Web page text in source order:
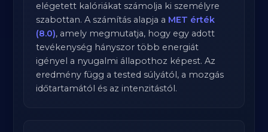
elégetett kalóriákat számolja ki személyre
szabottan. A számítás alapja a MET érték
(8.0), amely megmutatja, hogy egy adott
tevékenység hányszor több energiát
igényel a nyugalmi állapothoz képest. Az
eredmény függ a tested súlyától, a mozgás
időtartamától és az intenzitástól.